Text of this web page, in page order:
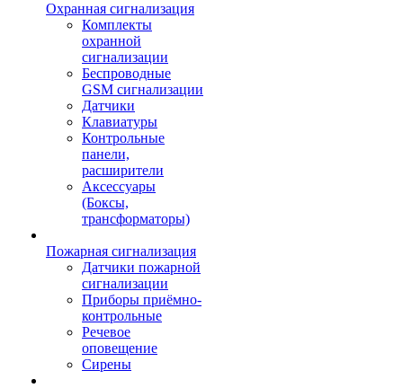
Охранная сигнализация
Комплекты
охранной
сигнализации
Беспроводные
GSM сигнализации
Датчики
Клавиатуры
Контрольные
панели,
расширители
Аксессуары
(Боксы,
трансформаторы)
Пожарная сигнализация
Датчики пожарной
сигнализации
Приборы приёмно-
контрольные
Речевое
оповещение
Сирены